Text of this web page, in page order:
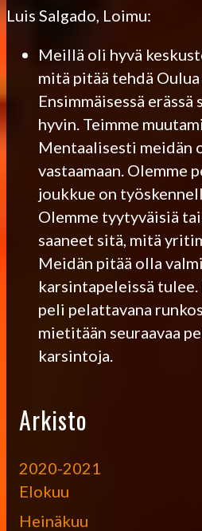
Luis Salgado, Loimu:
Meillä oli hyvä
mitä pitää tehdä
Ensimmäisessä
hyvin. Teimme
Mentaalisesti meidän
vastaamaan. Olemme
joukkue on
Olemme tyytyväisiä
saaneet sitä, mitä
Meidän pitää olla
karsintapeleissä
peli pelattavana
mietitään seuraavaa
karsintoja.
Arkisto
2020-2021
Elokuu
Heinäkuu